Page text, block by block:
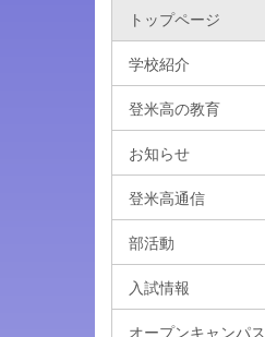
トップページ
学校紹介
登米高の教育
お知らせ
登米高通信
部活動
入試情報
オープンキャンパス